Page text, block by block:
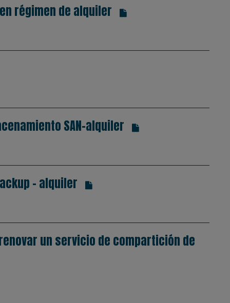
régimen de alquiler
SAN-alquiler
- alquiler
un servicio de compartición de